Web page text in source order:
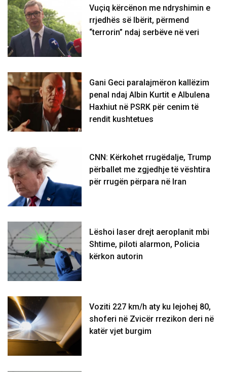
Vuçiq kërcënon me ndryshimin e
rrjedhës së Ibërit, përmend
“terrorin” ndaj serbëve në veri
Gani Geci paralajmëron kallëzim
penal ndaj Albin Kurtit e Albulena
Haxhiut në PSRK për cenim të
rendit kushtetues
CNN: Kërkohet rrugëdalje, Trump
përballet me zgjedhje të vështira
për rrugën përpara në Iran
Lëshoi laser drejt aeroplanit mbi
Shtime, piloti alarmon, Policia
kërkon autorin
Voziti 227 km/h aty ku lejohej 80,
shoferi në Zvicër rrezikon deri në
katër vjet burgim